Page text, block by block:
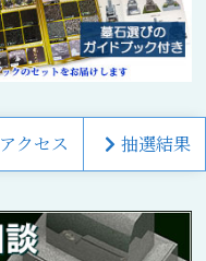
アクセス 抽選結果